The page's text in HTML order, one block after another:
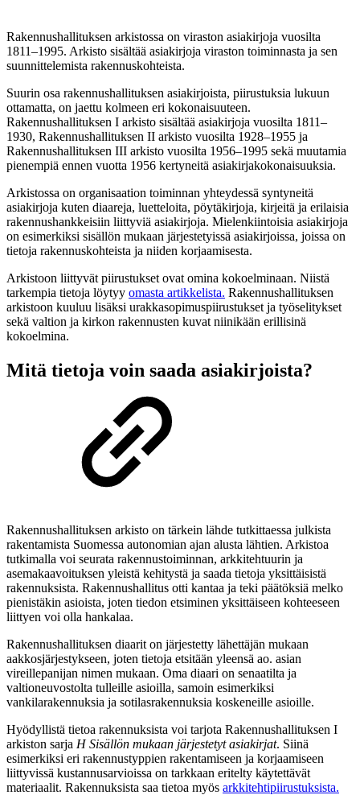
Rakennushallituksen arkistossa on viraston asiakirjoja vuosilta
1811–1995. Arkisto sisältää asiakirjoja viraston toiminnasta ja sen
suunnittelemista rakennuskohteista.
Suurin osa rakennushallituksen asiakirjoista, piirustuksia lukuun
ottamatta, on jaettu kolmeen eri kokonaisuuteen.
Rakennushallituksen I arkisto sisältää asiakirjoja vuosilta 1811–
1930, Rakennushallituksen II arkisto vuosilta 1928–1955 ja
Rakennushallituksen III arkisto vuosilta 1956–1995 sekä muutamia
pienempiä ennen vuotta 1956 kertyneitä asiakirjakokonaisuuksia.
Arkistossa on organisaation toiminnan yhteydessä syntyneitä
asiakirjoja kuten diaareja, luetteloita, pöytäkirjoja, kirjeitä ja erilaisia
rakennushankkeisiin liittyviä asiakirjoja. Mielenkiintoisia asiakirjoja
on esimerkiksi sisällön mukaan järjestetyissä asiakirjoissa, joissa on
tietoja rakennuskohteista ja niiden korjaamisesta.
Arkistoon liittyvät piirustukset ovat omina kokoelminaan. Niistä
tarkempia tietoja löytyy omasta artikkelista. Rakennushallituksen
arkistoon kuuluu lisäksi urakkasopimuspiirustukset ja työselitykset
sekä valtion ja kirkon rakennusten kuvat niinikään erillisinä
kokoelmina.
Mitä tietoja voin saada asiakirjoista?
Rakennushallituksen arkisto on tärkein lähde tutkittaessa julkista
rakentamista Suomessa autonomian ajan alusta lähtien. Arkistoa
tutkimalla voi seurata rakennustoiminnan, arkkitehtuurin ja
asemakaavoituksen yleistä kehitystä ja saada tietoja yksittäisistä
rakennuksista. Rakennushallitus otti kantaa ja teki päätöksiä melko
pienistäkin asioista, joten tiedon etsiminen yksittäiseen kohteeseen
liittyen voi olla hankalaa.
Rakennushallituksen diaarit on järjestetty lähettäjän mukaan
aakkosjärjestykseen, joten tietoja etsitään yleensä ao. asian
vireillepanijan nimen mukaan. Oma diaari on senaatilta ja
valtioneuvostolta tulleille asioilla, samoin esimerkiksi
vankilarakennuksia ja sotilasrakennuksia koskeneille asioille.
Hyödyllistä tietoa rakennuksista voi tarjota Rakennushallituksen I
arkiston sarja H Sisällön mukaan järjestetyt asiakirjat. Siinä
esimerkiksi eri rakennustyppien rakentamiseen ja korjaamiseen
liittyvissä kustannusarvioissa on tarkkaan eritelty käytettävät
materiaalit. Rakennuksista saa tietoa myös arkkitehtipiirustuksista.